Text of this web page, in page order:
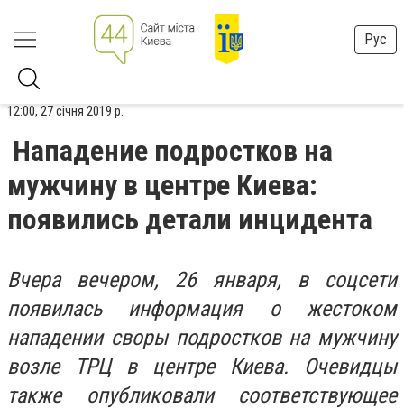
Рус
12:00, 27 січня 2019 р.
Нападение подростков на
мужчину в центре Киева:
появились детали инцидента
Вчера вечером, 26 января, в соцсети
появилась информация о жестоком
нападении своры подростков на мужчину
возле ТРЦ в центре Киева. Очевидцы
также опубликовали соответствующее